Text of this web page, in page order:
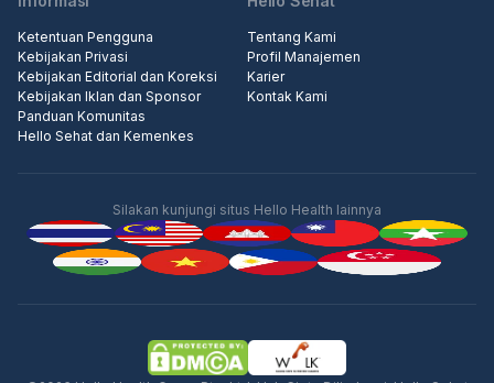
Iklan
Ketentuan Pengguna
Kebijakan Privasi
Kebijakan Editorial dan Koreksi
Kebijakan Iklan dan Sponsor
Panduan Komunitas
Hello Sehat dan Kemenkes
Tentang Kami
Profil Manajemen
Karier
Kontak Kami
Silakan kunjungi situs Hello Health lainnya